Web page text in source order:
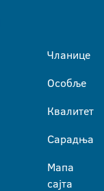
Чланице
Особље
Квалитет
Сарадња
Мапа
сајта